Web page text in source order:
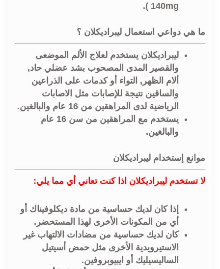
140mg ).
ما هي دواعي استعمال ليبراديكلان ؟
ليبراديكلان يستخدم لعلاج الألم الموضعى
والقصير المدى المصحوب بشد عضلي حاد,
ألام الظهر, التواء أو كدمات على الذراعين
والساقين نتيجة للإصابات مثل الاصابات
الرياضية لدى المراهقين من 16 عام والبالغين.
يستخدم مع المراهقين من سن 16 عام
والبالغين.
موانع إستخدام ليبراديكلان
لا تستخدم ليبراديكلان اذا كنت تعاني أي مما يلي:
إذا كان لديك حساسية من مادة ديكلوفيناك أو
أي من المكونات الأخرى لهذا المستحضر.
كان لديك حساسية من مضادات الالتهاب غير
الاستيرويدية الأخرى مثل حمض أسيتيل
الساليسيليك أو ايبيوبروفين.